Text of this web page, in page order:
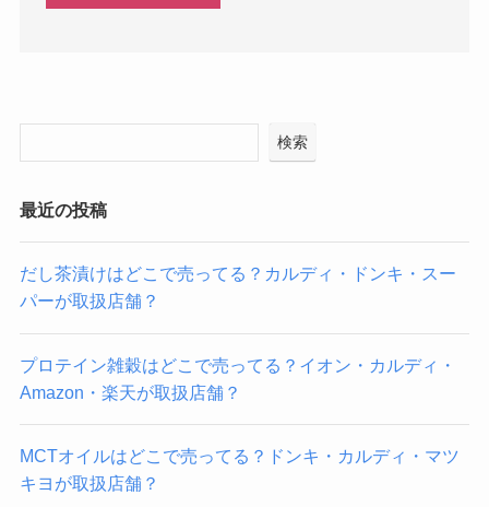
検索
最近の投稿
だし茶漬けはどこで売ってる？カルディ・ドンキ・スー
パーが取扱店舗？
プロテイン雑穀はどこで売ってる？イオン・カルディ・
Amazon・楽天が取扱店舗？
MCTオイルはどこで売ってる？ドンキ・カルディ・マツ
キヨが取扱店舗？